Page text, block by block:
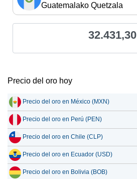
Guatemalako Quetzala
32.431,30
Precio del oro hoy
Precio del oro en México (MXN)
Precio del oro en Perú (PEN)
Precio del oro en Chile (CLP)
Precio del oro en Ecuador (USD)
Precio del oro en Bolivia (BOB)